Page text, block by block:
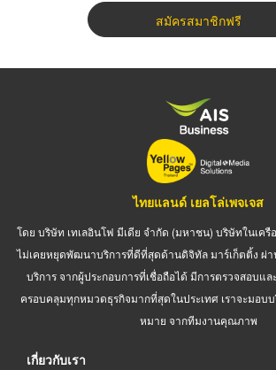
สมัครสมาชิกฟรี
ไทยแลนด์ เยลโล่เพจเจส
โดย บริษัท เทเลอินโฟ มีเดีย จำกัด (มหาชน) บริษัทในเครื
ไม่เคยหยุดพัฒนาบริการที่ดีที่สุดด้านดิจิทัล มาร์เก็ตติ้ง ผ่
บริการ จากผู้ประกอบการที่เชื่อถือได้ มีการตรวจสอบแ
ครอบคลุมทุกหมวดธุรกิจมากที่สุดในประเทศ เราจะมอบ
หมาย จากทีมงานคุณภาพ
เกี่ยวกับเรา